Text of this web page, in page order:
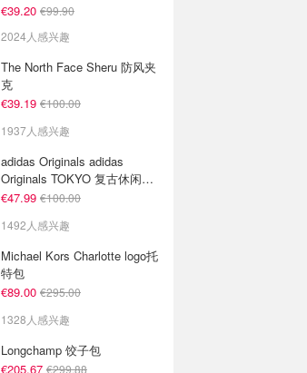
€39.20 €99.90
2024人感兴趣
The North Face Sheru 防风夹
克
€39.19 €100.00
1937人感兴趣
adidas Originals adidas
Originals TOKYO 复古休闲鞋
深棕色
€47.99 €100.00
1492人感兴趣
Michael Kors Charlotte logo托
特包
€89.00 €295.00
1328人感兴趣
Longchamp 饺子包
€205.67 €299.88